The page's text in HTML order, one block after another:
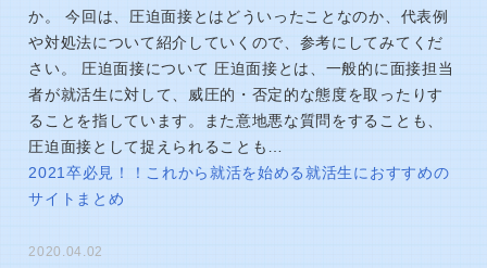
か。 今回は、圧迫面接とはどういったことなのか、代表例
や対処法について紹介していくので、参考にしてみてくだ
さい。 圧迫面接について 圧迫面接とは、一般的に面接担当
者が就活生に対して、威圧的・否定的な態度を取ったりす
ることを指しています。また意地悪な質問をすることも、
圧迫面接として捉えられることも…
2021卒必見！！これから就活を始める就活生におすすめの
サイトまとめ
2020.04.02